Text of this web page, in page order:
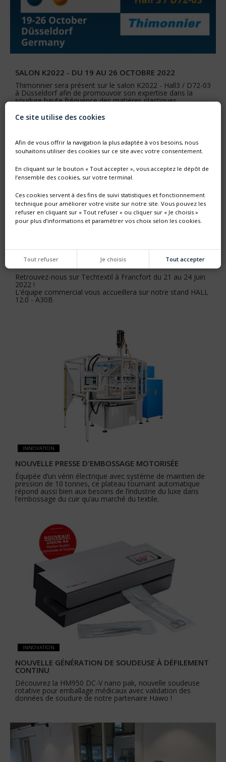
SALON K2022 - DU 19 AU 26 OCTOBRE 2022
Thimonnier sera présent sur le salon K2022 - Hall3 / D72-03
à Düsseldorf afin de promouvoir son expertise dans la
soudure haute fréquence des matières plastiques.
SALON TECHTEXTIL DU 21 AU 24 JUIN 2022
Retrouvez-nous sur Techtextil à Francfort du 21 au 24 juin
2022 !
L'équipe commercial vous accueillera sur notre stand HALL
12.0 - A30B
INNOVATION
NOUVELLE PRESSE D'EMBOSSAGE MOTORISÉE
Équipée d’un vérin électrique avec système de maintien de
pression de 10 tonnes, ce plateau tournant automatique
répond aussi bien aux besoins de l’industrie du luxe dans
l’embossage du cuir qu’au marché du textile.
INNOVATION
NOUVELLE GÉNÉRATION DE SOUDEUSE À DÉFILEMENT
CONTINU
Découvrez la HM950 DC-V nano pak, nouvelle soudeuse
rotative pour emballage médicaux avec validation des
données de soudure de notre partenaire Hawo !
Ce site utilise des cookies
Afin de vous offrir la navigation la plus adaptée à vos besoins, nous
souhaitons utiliser des cookies sur ce site avec votre consentement.
En cliquant sur le bouton « Tout accepter », vous acceptez le dépôt de
l’ensemble des cookies, sur votre terminal.
Ces cookies servent à des fins de suivi statistiques et fonctionnement
technique pour améliorer votre visite sur notre site. Vous pouvez les
refuser en cliquant sur « Tout refuser » ou cliquer sur « Je choisis »
pour plus d’informations et paramétrer vos choix selon les cookies.
Tout refuser Je choisis Tout accepter